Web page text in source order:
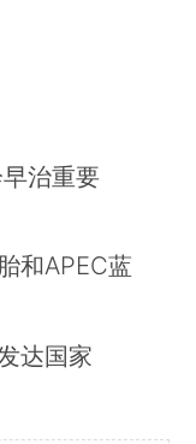
治重要
和APEC蓝
达国家